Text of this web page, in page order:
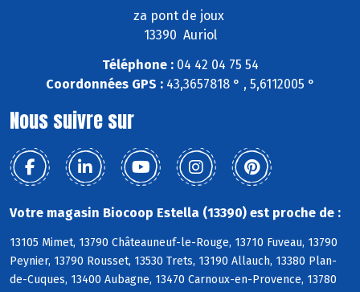
za pont de joux
13390 Auriol
Téléphone :04 42 04 75 54
Coordonnées GPS :43,3657818 ° , 5,6112005 °
Nous suivre sur
Votre magasin Biocoop Estella (13390) est proche de :
13105 Mimet, 13790 Châteauneuf-le-Rouge, 13710 Fuveau, 13790
Peynier, 13790 Rousset, 13530 Trets, 13190 Allauch, 13380 Plan-
de-Cuques, 13400 Aubagne, 13470 Carnoux-en-Provence, 13780